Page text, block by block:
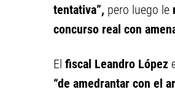
tentativa”, pero luego le
concurso real con
El fiscal Leandro López
“de amedrantar con el